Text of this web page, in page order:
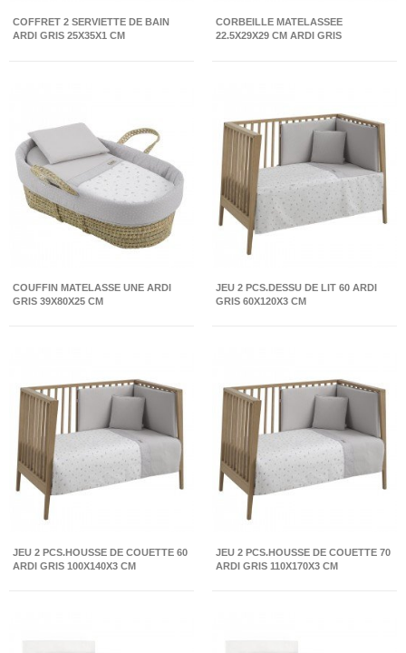
COFFRET 2 SERVIETTE DE BAIN
ARDI GRIS 25X35X1 CM
CORBEILLE MATELASSEE
22.5X29X29 CM ARDI GRIS
COUFFIN MATELASSE UNE ARDI
GRIS 39X80X25 CM
JEU 2 PCS.DESSU DE LIT 60 ARDI
GRIS 60X120X3 CM
JEU 2 PCS.HOUSSE DE COUETTE 60
ARDI GRIS 100X140X3 CM
JEU 2 PCS.HOUSSE DE COUETTE 70
ARDI GRIS 110X170X3 CM